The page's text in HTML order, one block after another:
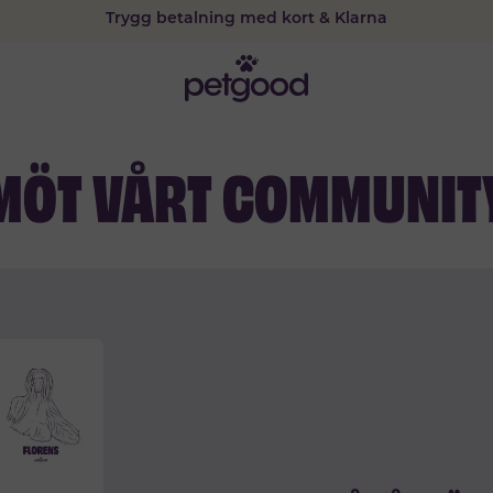
15% rabatt vid prenumeration
Trygg betalning med kort & Klarna
VÅRT